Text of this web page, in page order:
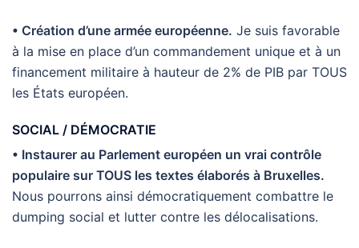
• Création d’une armée européenne. Je suis favorable
à la mise en place d’un commandement unique et à un
financement militaire à hauteur de 2% de PIB par TOUS
les États européen.
SOCIAL / DÉMOCRATIE
• Instaurer au Parlement européen un vrai contrôle
populaire sur TOUS les textes élaborés à Bruxelles.
Nous pourrons ainsi démocratiquement combattre le
dumping social et lutter contre les délocalisations.